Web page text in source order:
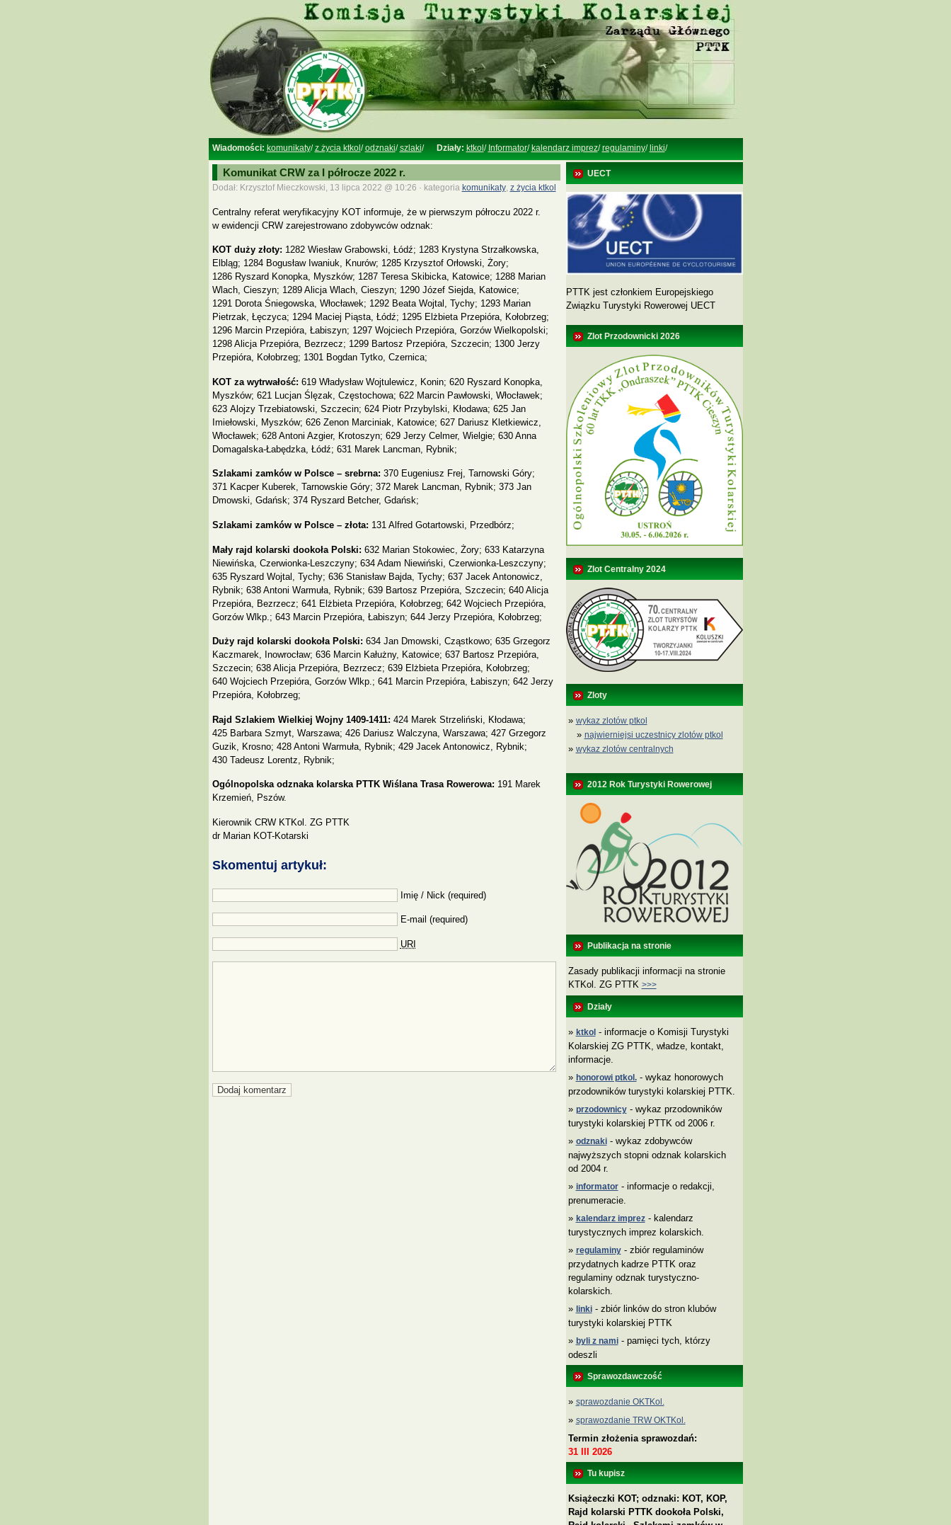
Wiadomości: komunikaty/z życia ktkol /odznaki/szlaki/ Działy: ktkol / Informator/ kalendarz imprez/regulaminy/ linki/
Komunikat CRW za I półrocze 2022 r.
Dodał: Krzysztof Mieczkowski, 13 lipca 2022 @ 10:26 · kategoria komunikaty, z życia ktkol
Centralny referat weryfikacyjny KOT informuje, że w pierwszym półroczu 2022 r.
w ewidencji CRW zarejestrowano zdobywców odznak:
KOT duży złoty: 1282 Wiesław Grabowski, Łódź; 1283 Krystyna Strzałkowska,
Elbląg; 1284 Bogusław Iwaniuk, Knurów; 1285 Krzysztof Orłowski, Żory;
1286 Ryszard Konopka, Myszków; 1287 Teresa Skibicka, Katowice; 1288 Marian
Wlach, Cieszyn; 1289 Alicja Wlach, Cieszyn; 1290 Józef Siejda, Katowice;
1291 Dorota Śniegowska, Włocławek; 1292 Beata Wojtal, Tychy; 1293 Marian
Pietrzak, Łęczyca; 1294 Maciej Piąsta, Łódź; 1295 Elżbieta Przepióra, Kołobrzeg;
1296 Marcin Przepióra, Łabiszyn; 1297 Wojciech Przepióra, Gorzów Wielkopolski;
1298 Alicja Przepióra, Bezrzecz; 1299 Bartosz Przepióra, Szczecin; 1300 Jerzy
Przepióra, Kołobrzeg; 1301 Bogdan Tytko, Czernica;
KOT za wytrwałość: 619 Władysław Wojtulewicz, Konin; 620 Ryszard Konopka,
Myszków; 621 Lucjan Ślęzak, Częstochowa; 622 Marcin Pawłowski, Włocławek;
623 Alojzy Trzebiatowski, Szczecin; 624 Piotr Przybylski, Kłodawa; 625 Jan
Imiełowski, Myszków; 626 Zenon Marciniak, Katowice; 627 Dariusz Kletkiewicz,
Włocławek; 628 Antoni Azgier, Krotoszyn; 629 Jerzy Celmer, Wielgie; 630 Anna
Domagalska-Łabędzka, Łódź; 631 Marek Lancman, Rybnik;
Szlakami zamków w Polsce – srebrna: 370 Eugeniusz Frej, Tarnowski Góry;
371 Kacper Kuberek, Tarnowskie Góry; 372 Marek Lancman, Rybnik; 373 Jan
Dmowski, Gdańsk; 374 Ryszard Betcher, Gdańsk;
Szlakami zamków w Polsce – złota: 131 Alfred Gotartowski, Przedbórz;
Mały rajd kolarski dookoła Polski: 632 Marian Stokowiec, Żory; 633 Katarzyna
Niewińska, Czerwionka-Leszczyny; 634 Adam Niewiński, Czerwionka-Leszczyny;
635 Ryszard Wojtal, Tychy; 636 Stanisław Bajda, Tychy; 637 Jacek Antonowicz,
Rybnik; 638 Antoni Warmuła, Rybnik; 639 Bartosz Przepióra, Szczecin; 640 Alicja
Przepióra, Bezrzecz; 641 Elżbieta Przepióra, Kołobrzeg; 642 Wojciech Przepióra,
Gorzów Wlkp.; 643 Marcin Przepióra, Łabiszyn; 644 Jerzy Przepióra, Kołobrzeg;
Duży rajd kolarski dookoła Polski: 634 Jan Dmowski, Cząstkowo; 635 Grzegorz
Kaczmarek, Inowrocław; 636 Marcin Kałużny, Katowice; 637 Bartosz Przepióra,
Szczecin; 638 Alicja Przepióra, Bezrzecz; 639 Elżbieta Przepióra, Kołobrzeg;
640 Wojciech Przepióra, Gorzów Wlkp.; 641 Marcin Przepióra, Łabiszyn; 642 Jerzy
Przepióra, Kołobrzeg;
Rajd Szlakiem Wielkiej Wojny 1409-1411: 424 Marek Strzeliński, Kłodawa;
425 Barbara Szmyt, Warszawa; 426 Dariusz Walczyna, Warszawa; 427 Grzegorz
Guzik, Krosno; 428 Antoni Warmuła, Rybnik; 429 Jacek Antonowicz, Rybnik;
430 Tadeusz Lorentz, Rybnik;
Ogólnopolska odznaka kolarska PTTK Wiślana Trasa Rowerowa: 191 Marek
Krzemień, Pszów.
Kierownik CRW KTKol. ZG PTTK
dr Marian KOT-Kotarski
Skomentuj artykuł:
Imię / Nick (required)
E-mail (required)
URI
UECT
PTTK jest członkiem Europejskiego
Związku Turystyki Rowerowej UECT
Zlot Przodownicki 2026
Zlot Centralny 2024
Zloty
» wykaz zlotów ptkol
» najwierniejsi uczestnicy zlotów ptkol
» wykaz zlotów centralnych
2012 Rok Turystyki Rowerowej
Publikacja na stronie
Zasady publikacji informacji na stronie
KTKol. ZG PTTK >>>
Działy
» ktkol- informacje o Komisji Turystyki
Kolarskiej ZG PTTK, władze, kontakt,
informacje.
» honorowi ptkol.- wykaz honorowych
przodowników turystyki kolarskiej PTTK.
» przodownicy- wykaz przodowników
turystyki kolarskiej PTTK od 2006 r.
» odznaki- wykaz zdobywców
najwyższych stopni odznak kolarskich
od 2004 r.
» informator- informacje o redakcji,
prenumeracie.
» kalendarz imprez- kalendarz
turystycznych imprez kolarskich.
» regulaminy- zbiór regulaminów
przydatnych kadrze PTTK oraz
regulaminy odznak turystyczno-
kolarskich.
» linki- zbiór linków do stron klubów
turystyki kolarskiej PTTK
» byli z nami- pamięci tych, którzy
odeszli
Sprawozdawczość
» sprawozdanie OKTKol.
» sprawozdanie TRW OKTKol.
Termin złożenia sprawozdań:
31 III 2026
Tu kupisz
Książeczki KOT; odznaki: KOT, KOP,
Rajd kolarski PTTK dookoła Polski,